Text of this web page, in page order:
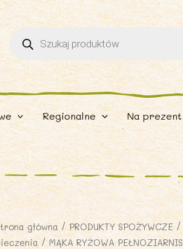
Wyszukiwarka
produktów
Regionalne Na prezent
główna / PRODUKTY SPOŻYWCZE/
/ MĄKA RYŻOWA